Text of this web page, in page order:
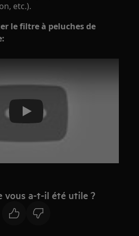
etc.).
le filtre à peluches de
Play
vous a-t-il été utile ?